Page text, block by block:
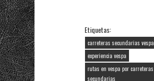
Etiquetas:
carreteras secundarias vespa
experiencia vespa
rutas en vespa por carreteras
secundarias